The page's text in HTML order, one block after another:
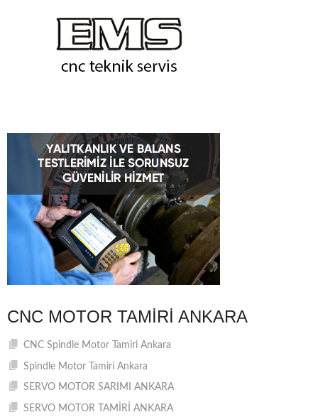
CNC MOTOR TAMIRI ANKARA
CNC Spindle Motor Tamiri Ankara
Spindle Motor Tamiri Ankara
SERVO MOTOR SARIMI ANKARA
SERVO MOTOR TAMİRİ ANKARA